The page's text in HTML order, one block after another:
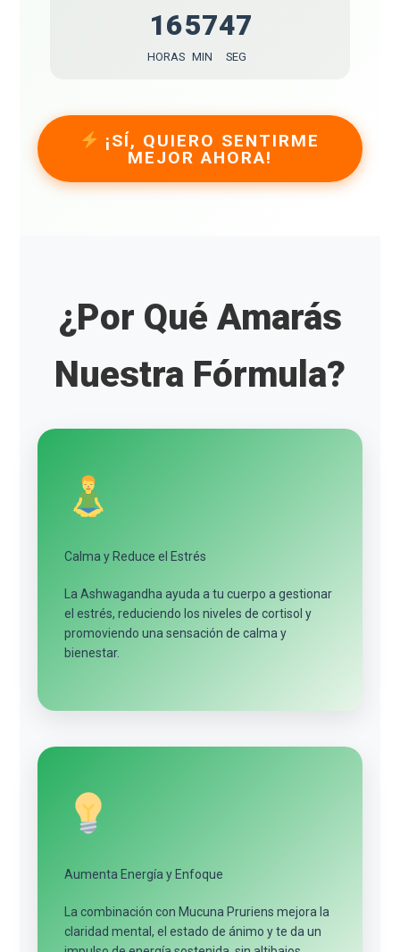
16
HORAS
57
MIN
46
SEG
¡SÍ, QUIERO SENTIRME
MEJOR AHORA!
¿Por Qué Amarás
Nuestra Fórmula?
Calma y Reduce el Estrés
La Ashwagandha ayuda a tu cuerpo a gestionar
el estrés, reduciendo los niveles de cortisol y
promoviendo una sensación de calma y
bienestar.
Aumenta Energía y Enfoque
La combinación con Mucuna Pruriens mejora la
claridad mental, el estado de ánimo y te da un